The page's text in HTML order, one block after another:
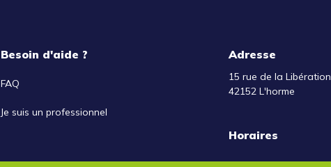
Besoin d'aide ?
FAQ
Je suis un professionnel
Adresse
15 rue de la Libération
42152 L'horme
Horaires